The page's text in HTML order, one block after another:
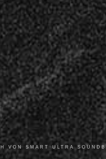
VON SMART ULTRA